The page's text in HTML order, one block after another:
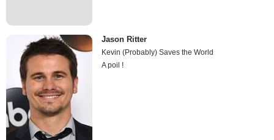
Jason Ritter
Kevin (Probably) Saves the World
A poil !